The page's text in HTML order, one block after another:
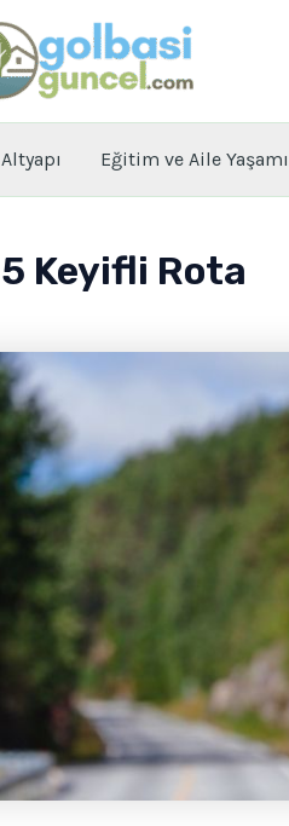
Eğitim ve Aile Yaşamı
Keyifli Rota